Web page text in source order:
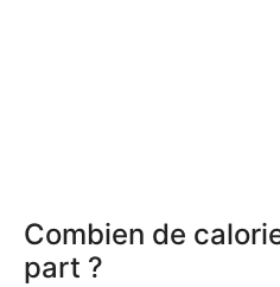
Combien de
part ?